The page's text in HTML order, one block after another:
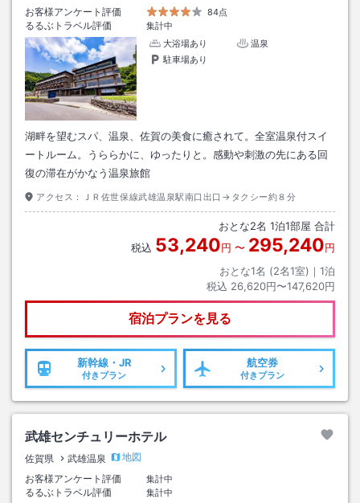
お客様アンケート評価
84点
るるぶトラベル評価
集計中
大浴場あり
温泉
駐車場あり
湖畔を望むスパ、温泉、佐賀の美食に癒されて。全室温泉付スイ
ートルーム。うららかに、ゆったりと。感動や刺激の先にある回
復の滞在がかなう温泉旅館
アクセス： ＪＲ佐世保線武雄温泉駅南口出口→タクシー約８分
おとな2名 1泊1部屋 合計
税込 53,240円 〜 295,240円
おとな1名 (2名1室)｜ 1泊
税込 26,620円〜147,620円
宿泊プランを見る
新幹線・JR
付きプラン
航空券
付きプラン
武雄センチュリーホテル
佐賀県 武雄温泉
地図
お客様アンケート評価
集計中
るるぶトラベル評価
集計中